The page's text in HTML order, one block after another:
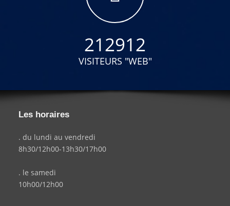
212912
VISITEURS "WEB"
Les horaires
. du lundi au vendredi
8h30/12h00-13h30/17h00
. le samedi
10h00/12h00